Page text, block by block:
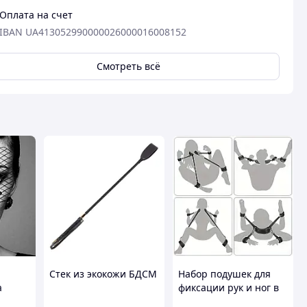
Оплата на счет
IBAN UA413052990000026000016008152
Смотреть всё
Стек из экокожи БДСМ
Набор подушек для
фиксации рук и ног в